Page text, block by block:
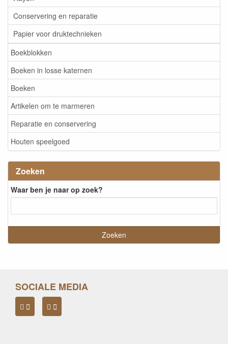
Conservering en reparatie
Papier voor druktechnieken
Boekblokken
Boeken in losse katernen
Boeken
Artikelen om te marmeren
Reparatie en conservering
Houten speelgoed
Zoeken
Waar ben je naar op zoek?
SOCIALE MEDIA